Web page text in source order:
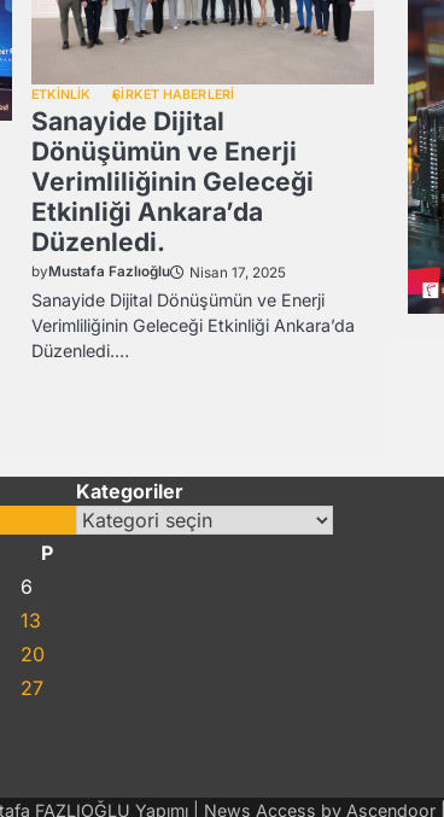
ETKİNLİK ŞİRKET HABERLERİ
Sanayide Dijital
Dönüşümün ve Enerji
Verimliliğinin Geleceği
Etkinliği Ankara’da
Düzenledi.
byMustafa Fazlıoğlu Nisan 17, 2025
Sanayide Dijital Dönüşümün ve Enerji
Verimliliğinin Geleceği Etkinliği Ankara’da
Düzenledi.…
P
6
13
20
27
Kategoriler
Kategoriler
FAZLIOĞLU Yapımı | News Access by Ascendoor